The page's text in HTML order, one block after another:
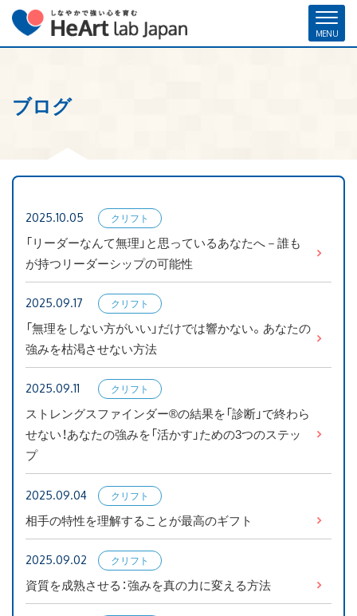
ホーム
クリフトンストレングス®（ストレングスファインダー®）
ストレングスコーチング／セミナー
研修・人材育成／組織開発支援
コーチ紹介
お客様の声
お知らせ
ブログ
2025.10.05
クリフト
ンストレ
ングス
「リーダーなんて無理」と思っているあなたへ－誰も
が持つリーダーシップの可能性
2025.09.17
クリフト
ンストレ
ングス
「無理をしない方がいい」だけでは響かない。あなたの
強みを枯渇させない方法
2025.09.11
クリフト
ンストレ
ングス
ストレングスファインダー®の結果を「診断」で終わら
せない！あなたの強みを「活かす」ための3つのステッ
プ
2025.09.04
クリフト
ンストレ
ングス
相手の特性を理解することが最高のギフト
2025.09.02
クリフト
ンストレ
ングス
資質を成熟させる：強みを真の力に変える方法